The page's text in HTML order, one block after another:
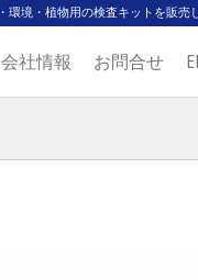
境・植物用の検査キットを販売
会社情報 お問合せ